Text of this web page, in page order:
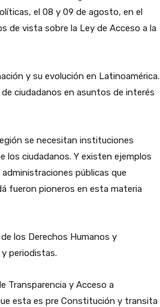
el 08 y 09 de agosto, en el
de vista sobre la Ley de Acceso a la
y su evolución en Latinoamérica.
ciudadanos en asuntos de interés
se necesitan instituciones
los ciudadanos. Y existen ejemplos
públicas que
fueron pioneros en esta materia
los Derechos Humanos y
periodistas.
Transparencia y Acceso a
esta es pre Constitución y transita